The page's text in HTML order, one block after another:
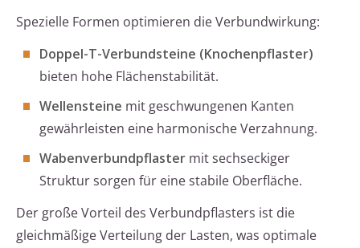
Spezielle Formen optimieren die Verbundwirkung:
Doppel-T-Verbundsteine (Knochenpflaster)
bieten hohe Flächenstabilität.
Wellensteine mit geschwungenen Kanten
gewährleisten eine harmonische Verzahnung.
Wabenverbundpflaster mit sechseckiger
Struktur sorgen für eine stabile Oberfläche.
Der große Vorteil des Verbundpflasters ist die
gleichmäßige Verteilung der Lasten, was optimale